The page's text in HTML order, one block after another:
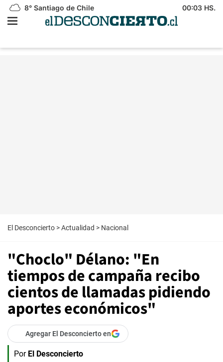
8° Santiago de Chile 00:03 HS.
El Desconcierto >Actualidad > Nacional
"Choclo" Délano: "En
tiempos de campaña recibo
cientos de llamadas pidiendo
aportes económicos"
Agregar El Desconcierto en
Por El Desconcierto